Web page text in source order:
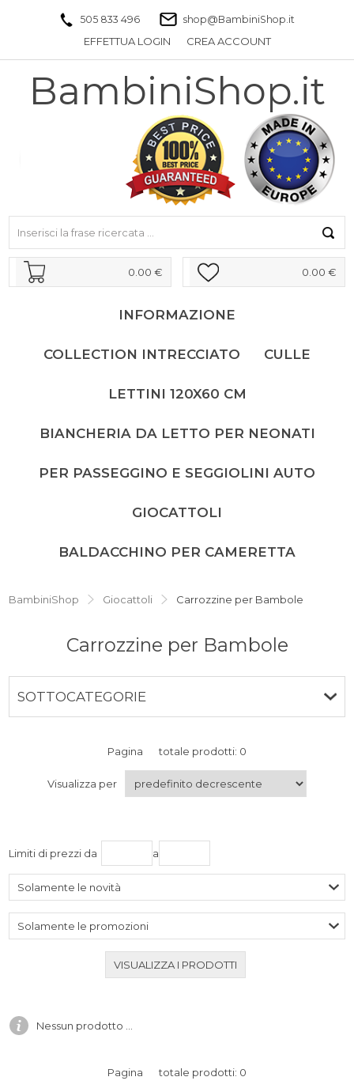
505 833 496 shop@BambiniShop.it
EFFETTUA LOGIN CREA ACCOUNT
BambiniShop.it
0.00 € 0.00 €
INFORMAZIONE
COLLECTION INTRECCIATO CULLE
LETTINI 120X60 CM
BIANCHERIA DA LETTO PER NEONATI
PER PASSEGGINO E SEGGIOLINI AUTO
GIOCATTOLI
BALDACCHINO PER CAMERETTA
BambiniShop Giocattoli Carrozzine per Bambole
Carrozzine per Bambole
SOTTOCATEGORIE
Pagina totale prodotti: 0
Visualizza per
Limiti di prezzi da a
Solamente le novità
Solamente le promozioni
Nessun prodotto ...
Pagina totale prodotti: 0